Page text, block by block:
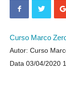
Curso Marco
Autor: Curso
Data 03/04/2020